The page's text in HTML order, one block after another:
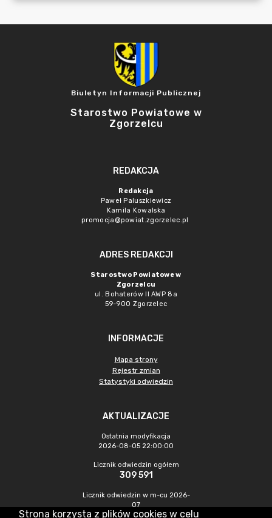
Biuletyn Informacji Publicznej
Starostwo Powiatowe w
Zgorzelcu
REDAKCJA
Redakcja
Paweł Paluszkiewicz
Kamila Kowalska
promocja@powiat.zgorzelec.pl
ADRES REDAKCJI
Starostwo Powiatowe w
Zgorzelcu
ul. Bohaterów II AWP 8a
59-900 Zgorzelec
INFORMACJE
Mapa strony
Rejestr zmian
Statystyki odwiedzin
AKTUALIZACJE
Ostatnia modyfikacja
2026-08-05 22:00:00
Licznik odwiedzin ogółem
309 591
Licznik odwiedzin w m-cu 2026-
07
289
Strona korzysta z plików cookies w celu